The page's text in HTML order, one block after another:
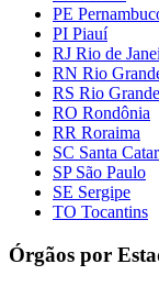
PE
PI Piauí
RJ Rio de
RN Rio
RS Rio
RO Rondônia
RR Roraima
SC Santa
SP São Paulo
SE Sergipe
TO Tocantins
Órgãos por